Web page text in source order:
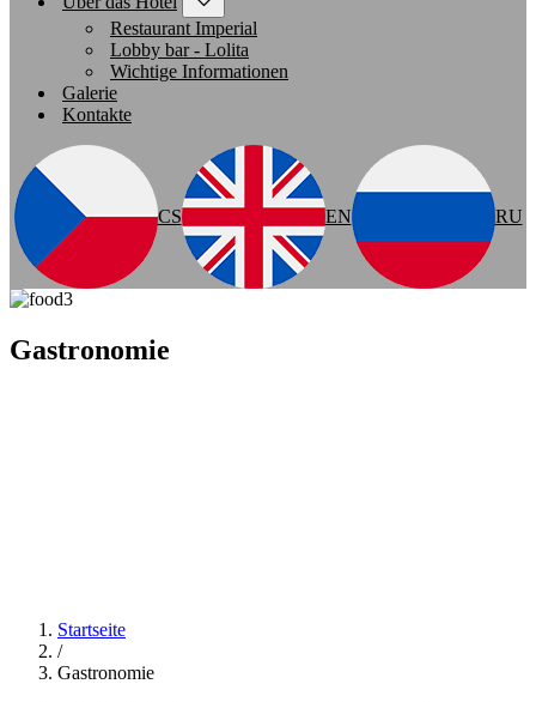
Restaurant Imperial
Lobby bar - Lolita
Wichtige Informationen
Galerie
Kontakte
CS EN RU
Gastronomie
Startseite
/
Gastronomie